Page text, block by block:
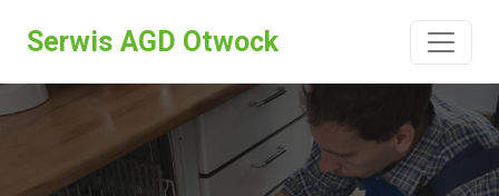
Serwis AGD Otwock